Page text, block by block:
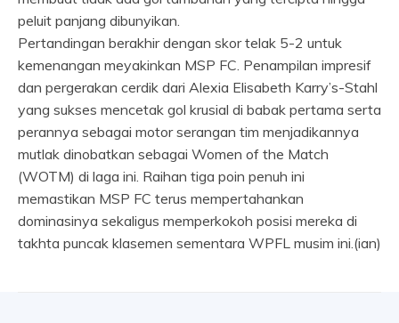
peluit panjang dibunyikan.
​Pertandingan berakhir dengan skor telak 5-2 untuk
kemenangan meyakinkan MSP FC. Penampilan impresif
dan pergerakan cerdik dari Alexia Elisabeth Karry’s-Stahl
yang sukses mencetak gol krusial di babak pertama serta
perannya sebagai motor serangan tim menjadikannya
mutlak dinobatkan sebagai Women of the Match
(WOTM) di laga ini. Raihan tiga poin penuh ini
memastikan MSP FC terus mempertahankan
dominasinya sekaligus memperkokoh posisi mereka di
takhta puncak klasemen sementara WPFL musim ini.(ian)